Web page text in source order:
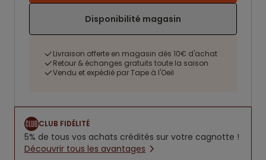
Disponibilité magasin
Livraison offerte en magasin dès 10€ d'achat
Retour & échanges gratuits toute la saison
Vendu et expédié par Tape à l'Oeil
CLUB FIDÉLITÉ
5% de tous vos achats crédités sur votre cagnotte !
Découvrir tous les avantages